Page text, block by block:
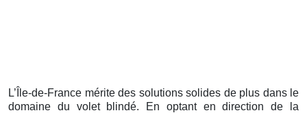
L’Île-de-France mérite des solutions solides de plus dans le
domaine du volet blindé. En optant en direction de la